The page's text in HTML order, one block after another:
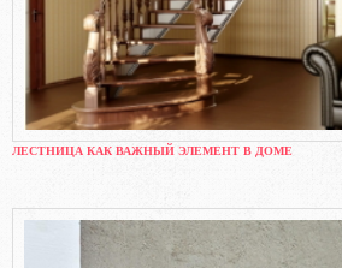
ЛЕСТНИЦА КАК ВАЖНЫЙ ЭЛЕМЕНТ В ДОМЕ